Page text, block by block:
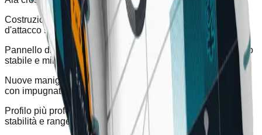
Costruzione ultraleggera con materiale XTC TEX e bordo
d'attacco sottile
Pannello di rinforzo duale tra costola e canopy per un profilo
stabile e minore turbolenza
Nuove maniglie CS in carbonio integrale: leggere, rigide e
con impugnatura ergonomica
Profilo più profondo e forma più diedrale per maggiore
stabilità e range di vento